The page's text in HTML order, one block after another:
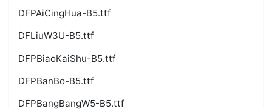
DFPAiCingHua-B5.ttf
DFLiuW3U-B5.ttf
DFPBiaoKaiShu-B5.ttf
DFPBanBo-B5.ttf
DFPBangBangW5-B5.ttf